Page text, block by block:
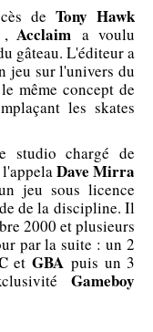
de Tony Hawk
,Acclaim a voulu
gâteau. L'éditeur a
jeu sur l'univers du
même concept de
les skates
studio chargé de
Dave Mirra
jeu sous licence
de la discipline. Il
2000 et plusieurs
par la suite : un 2
et GBApuis un 3
Gameboy